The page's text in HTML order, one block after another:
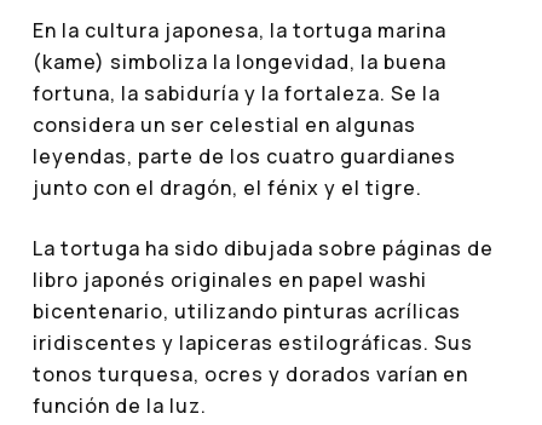
En la cultura japonesa, la tortuga marina
(kame) simboliza la longevidad, la buena
fortuna, la sabiduría y la fortaleza. Se la
considera un ser celestial en algunas
leyendas, parte de los cuatro guardianes
junto con el dragón, el fénix y el tigre.
La tortuga ha sido dibujada sobre páginas de
libro japonés originales en papel washi
bicentenario, utilizando pinturas acrílicas
iridiscentes y lapiceras estilográficas. Sus
tonos turquesa, ocres y dorados varían en
función de la luz.